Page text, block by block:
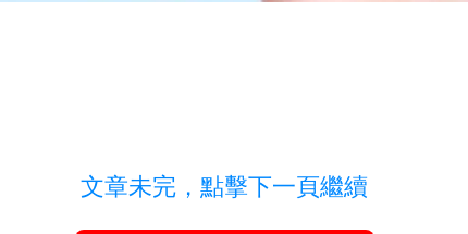
文章未完，點擊下一頁繼續